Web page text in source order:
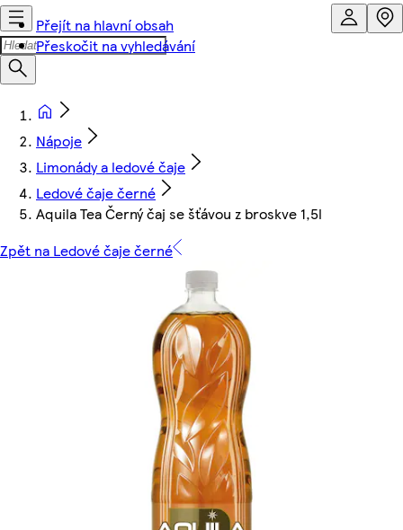
Přejít na hlavní obsah
Přeskočit na vyhledávání
Nápoje
Limonády a ledové čaje
Ledové čaje černé
Aquila Tea Černý čaj se šťávou z broskve 1,5l
Zpět na Ledové čaje černé